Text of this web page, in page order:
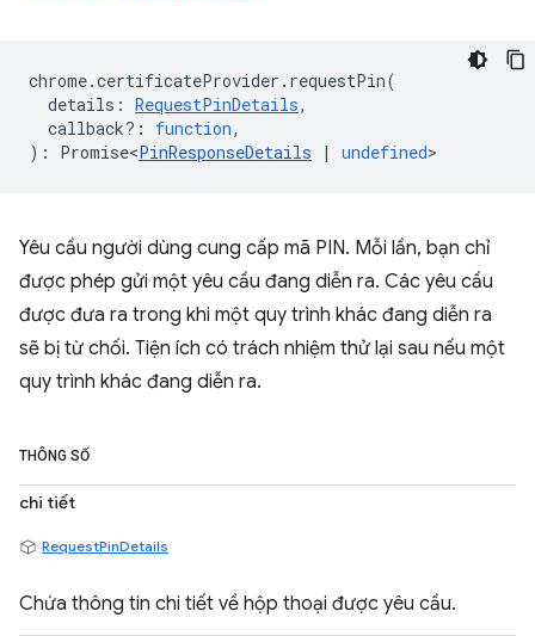
chrome.certificateProvider . requestPin(
details : RequestPinDetails,
callback? : function,
) : Promise<PinResponseDetails | undefined>
Yêu cầu người dùng cung cấp mã PIN. Mỗi lần, bạn chỉ
được phép gửi một yêu cầu đang diễn ra. Các yêu cầu
được đưa ra trong khi một quy trình khác đang diễn ra
sẽ bị từ chối. Tiện ích có trách nhiệm thử lại sau nếu một
quy trình khác đang diễn ra.
THÔNG SỐ
chi tiết
RequestPinDetails
Chứa thông tin chi tiết về hộp thoại được yêu cầu.